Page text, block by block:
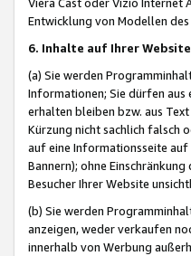
Entwicklung von Modellen
6. Inhalte auf Ihrer Website
(a) Sie werden
Informationen; Sie dürfen aus
erhalten bleiben bzw. aus
Kürzung nicht sachlich falsch
auf eine Informationsseite auf
Bannern); ohne
Besucher Ihrer Website
(b) Sie werden
anzeigen, weder verkaufen
innerhalb von Werbung